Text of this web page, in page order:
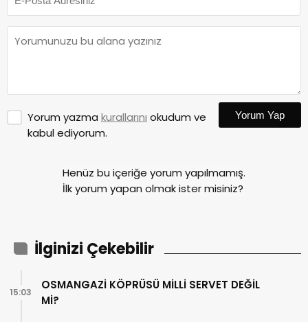
Yorum yazma kurallarını okudum ve
kabul ediyorum.
Yorum Yap
Henüz bu içeriğe yorum yapılmamış.
İlk yorum yapan olmak ister misiniz?
İlginizi Çekebilir
OSMANGAZİ KÖPRÜSÜ MİLLİ SERVET DEĞİL
Mİ?
15:03